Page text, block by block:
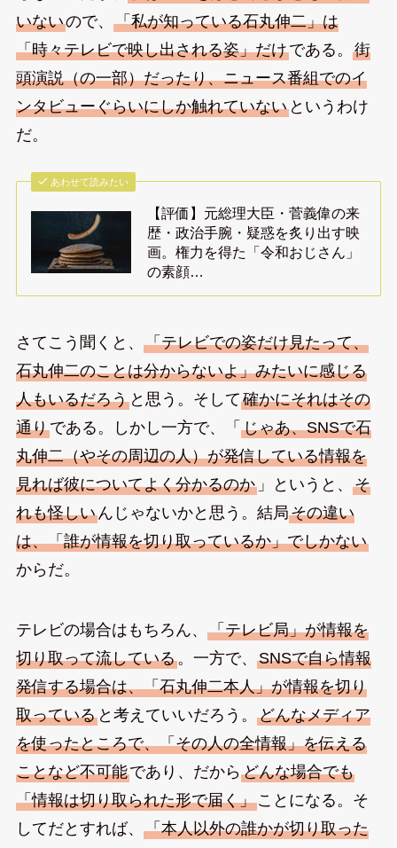
いないので、 「私が知っている石丸伸二」は
「時々テレビで映し出される姿」だけである。 街
頭演説（の一部）だったり、ニュース番組でのイ
ンタビューぐらいにしか触れていないというわけ
だ。
あわせて読みたい
【評価】元総理大臣・菅義偉の来
歴・政治手腕・疑惑を炙り出す映
画。権力を得た「令和おじさん」
の素顔…
さてこう聞くと、 「テレビでの姿だけ見たって、
石丸伸二のことは分からないよ」みたいに感じる
人もいるだろうと思う。そして確かにそれはその
通りである。しかし一方で、「 じゃあ、SNSで石
丸伸二（やその周辺の人）が発信している情報を
見れば彼についてよく分かるのか」というと、 そ
れも怪しいんじゃないかと思う。結局その違い
は、「誰が情報を切り取っているか」でしかない
からだ。
テレビの場合はもちろん、 「テレビ局」が情報を
切り取って流している。一方で、 SNSで自ら情報
発信する場合は、「石丸伸二本人」が情報を切り
取っていると考えていいだろう。 どんなメディア
を使ったところで、「その人の全情報」を伝える
ことなど不可能であり、だからどんな場合でも
「情報は切り取られた形で届く」ことになる。そ
してだとすれば、 「本人以外の誰かが切り取った